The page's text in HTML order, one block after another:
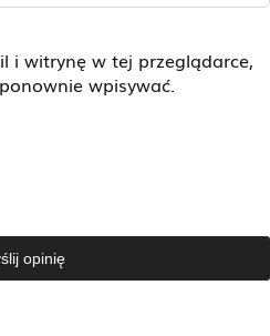
i witrynę w tej przeglądarce,
wpisywać.
opinię